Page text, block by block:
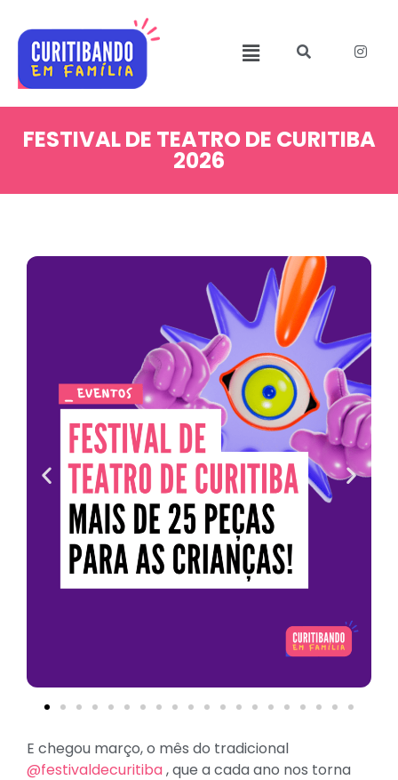
FESTIVAL DE TEATRO DE CURITIBA
2026
E chegou março, o mês do tradicional
@festivaldecuritiba, que a cada ano nos torna